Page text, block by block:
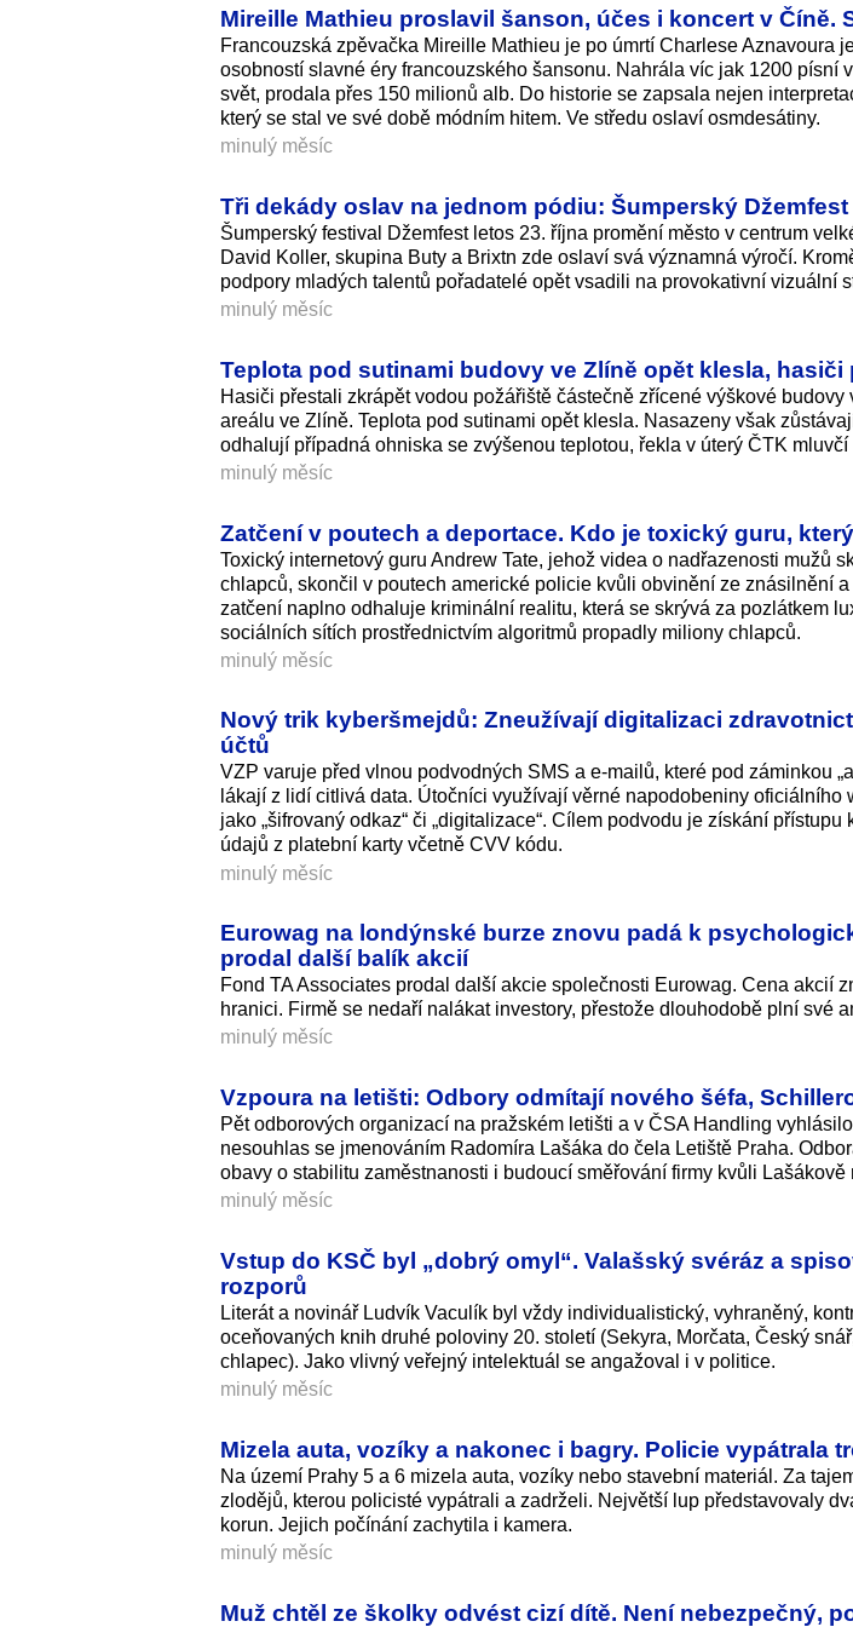
Mireille Mathieu proslavil šanson, účes i koncert v Číně.
Francouzská zpěvačka Mireille Mathieu je po úmrtí Charlese Aznavoura
osobností slavné éry francouzského šansonu. Nahrála víc jak 1200 písní
svět, prodala přes 150 milionů alb. Do historie se zapsala nejen
který se stal ve své době módním hitem. Ve středu oslaví osmdesátiny.
minulý měsíc
Tři dekády oslav na jednom pódiu: Šumperský
Šumperský festival Džemfest letos 23. října promění město v centrum
David Koller, skupina Buty a Brixtn zde oslaví svá významná výročí.
podpory mladých talentů pořadatelé opět vsadili na provokativní vizuální
minulý měsíc
Teplota pod sutinami budovy ve Zlíně opět klesla, hasiči
Hasiči přestali zkrápět vodou požářiště částečně zřícené výškové
areálu ve Zlíně. Teplota pod sutinami opět klesla. Nasazeny však
odhalují případná ohniska se zvýšenou teplotou, řekla v úterý ČTK
minulý měsíc
Zatčení v poutech a deportace. Kdo je toxický guru,
Toxický internetový guru Andrew Tate, jehož videa o nadřazenosti mužů
chlapců, skončil v poutech americké policie kvůli obvinění ze znásilnění
zatčení naplno odhaluje kriminální realitu, která se skrývá za pozlátkem
sociálních sítích prostřednictvím algoritmů propadly miliony chlapců.
minulý měsíc
Nový trik kyberšmejdů: Zneužívají digitalizaci
účtů
VZP varuje před vlnou podvodných SMS a e-mailů, které pod záminkou
lákají z lidí citlivá data. Útočníci využívají věrné napodobeniny
jako „šifrovaný odkaz“ či „digitalizace“. Cílem podvodu je získání
údajů z platební karty včetně CVV kódu.
minulý měsíc
Eurowag na londýnské burze znovu padá k
prodal další balík akcií
Fond TA Associates prodal další akcie společnosti Eurowag. Cena akcií
hranici. Firmě se nedaří nalákat investory, přestože dlouhodobě plní své
minulý měsíc
Vzpoura na letišti: Odbory odmítají nového šéfa,
Pět odborových organizací na pražském letišti a v ČSA Handling
nesouhlas se jmenováním Radomíra Lašáka do čela Letiště Praha.
obavy o stabilitu zaměstnanosti i budoucí směřování firmy kvůli Lašákově
minulý měsíc
Vstup do KSČ byl „dobrý omyl“. Valašský svéráz a
rozporů
Literát a novinář Ludvík Vaculík byl vždy individualistický, vyhraněný,
oceňovaných knih druhé poloviny 20. století (Sekyra, Morčata, Český
chlapec). Jako vlivný veřejný intelektuál se angažoval i v politice.
minulý měsíc
Mizela auta, vozíky a nakonec i bagry. Policie vypátrala
Na území Prahy 5 a 6 mizela auta, vozíky nebo stavební materiál. Za
zlodějů, kterou policisté vypátrali a zadrželi. Největší lup představovaly
korun. Jejich počínání zachytila i kamera.
minulý měsíc
Muž chtěl ze školky odvést cizí dítě. Není nebezpečný,